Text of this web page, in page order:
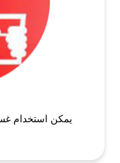
يمكن استخدام